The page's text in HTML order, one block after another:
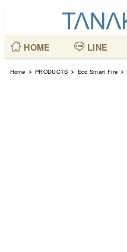
ン
コ
HOME LINE
Home PRODUCTS Eco Smart Fire